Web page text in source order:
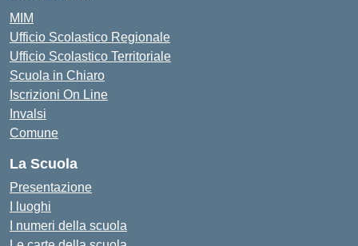
MIM
Ufficio Scolastico Regionale
Ufficio Scolastico Territoriale
Scuola in Chiaro
Iscrizioni On Line
Invalsi
Comune
La Scuola
Presentazione
I luoghi
I numeri della scuola